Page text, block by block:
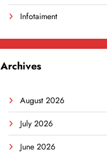
Infotaiment
Archives
August 2026
July 2026
June 2026